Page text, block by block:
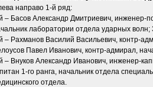
направо 1-й ряд:
– Басов Александр Дмитриевич, инженер-
лаборатории отдела ударных
– Рахманов Василий Васильевич, контр-
Павел Иванович, контр-адмирал,
– Внуков Александр Иванович, инженер-
1-го ранга, начальник отдела
отдела.